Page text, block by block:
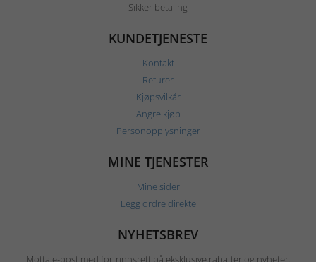
Sikker betaling
KUNDETJENESTE
Kontakt
Returer
Kjøpsvilkår
Angre kjøp
Personopplysninger
MINE TJENESTER
Mine sider
Legg ordre direkte
NYHETSBREV
Motta e-post med fortrinnsrett på eksklusive rabatter og nyheter.